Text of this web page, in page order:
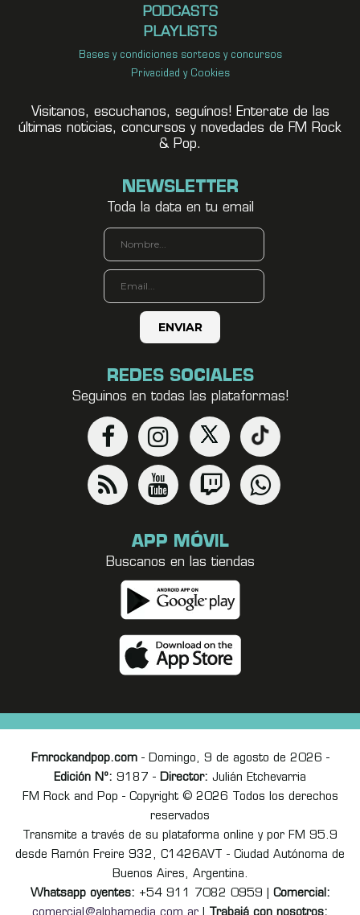
PODCASTS
PLAYLISTS
Bases y condiciones sorteos y concursos
Privacidad y Cookies
Visitanos, escuchanos, seguínos! Enterate de las
últimas noticias, concursos y novedades de FM Rock
& Pop.
NEWSLETTER
Toda la data en tu email
REDES SOCIALES
Seguinos en todas las plataformas!
APP MÓVIL
Buscanos en las tiendas
Fmrockandpop.com- Domingo, 9 de agosto de 2026 -
Edición Nº: 9187 - Director: Julián Etchevarria
FM Rock and Pop - Copyright © 2026 Todos los derechos
reservados
Transmite a través de su plataforma online y por FM 95.9
desde Ramón Freire 932, C1426AVT - Ciudad Autónoma de
Buenos Aires, Argentina.
Whatsapp oyentes: +54 911 7082 0959 | Comercial: